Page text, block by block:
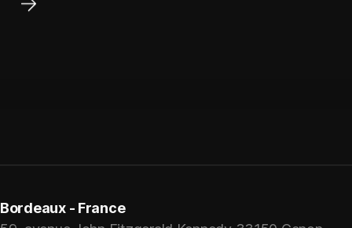
Bordeaux - France